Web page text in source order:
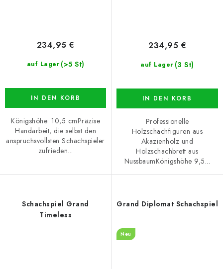
auf Lager (>5 St)
234,95 €
IN DEN KORB
Königshöhe: 10,5 cmPräzise
Handarbeit, die selbst den
anspruchsvollsten Schachspieler
zufrieden...
auf Lager (3 St)
234,95 €
IN DEN KORB
Professionelle
Holzschachfiguren aus
Akazienholz und
Holzschachbrett aus
NussbaumKönigshöhe 9,5...
Schachspiel Grand
Timeless
Grand Diplomat Schachspiel
Neu